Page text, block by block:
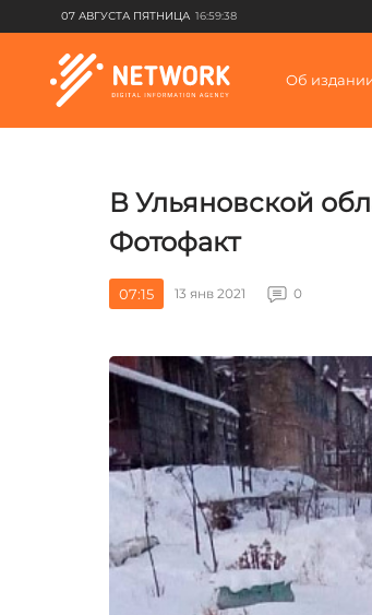
07 АВГУСТА ПЯТНИЦА 16:59:38
Об
В Ульяновской
Фотофакт
07:15 13 янв 2021 0